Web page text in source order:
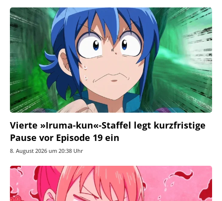
Vierte »Iruma-kun«-Staffel legt kurzfristige
Pause vor Episode 19 ein
8. August 2026 um 20:38 Uhr